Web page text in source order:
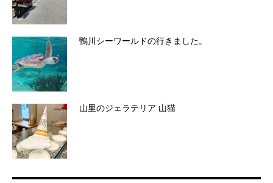
鴨川シーワールドの行きました。
山里のジェラテリア 山猫